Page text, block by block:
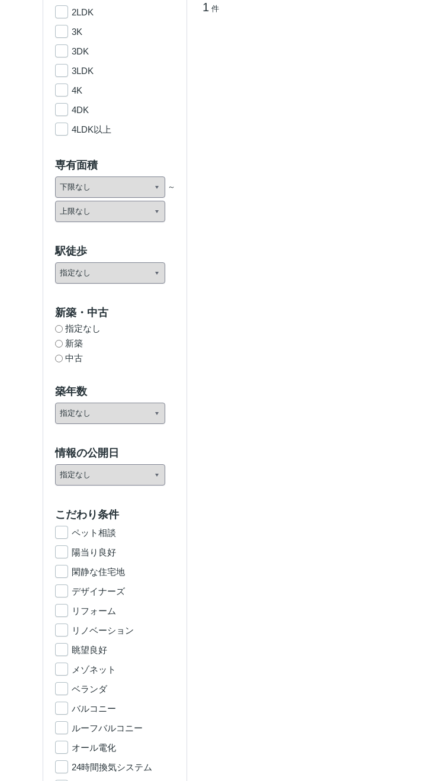
1 件
2LDK
3K
3DK
3LDK
4K
4DK
4LDK以上
専有面積
駅徒歩
新築・中古
指定なし
新築
中古
築年数
情報の公開日
こだわり条件
ペット相談
陽当り良好
閑静な住宅地
デザイナーズ
リフォーム
リノベーション
眺望良好
メゾネット
ベランダ
バルコニー
ルーフバルコニー
オール電化
24時間換気システム